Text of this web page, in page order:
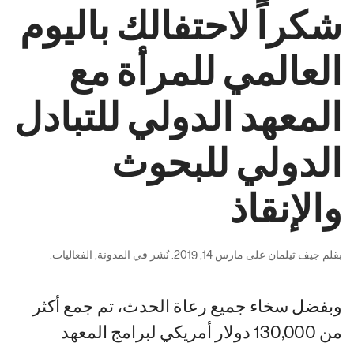
شكراً لاحتفالك باليوم
العالمي للمرأة مع
المعهد الدولي للتبادل
الدولي للبحوث
والإنقاذ
بقلم جيف ثيلمان على مارس 14, 2019 . نُشر في المدونة الفعاليات
وبفضل سخاء جميع رعاة الحدث، تم جمع أكثر
من 130,000 دولار أمريكي لبرامج المعهد